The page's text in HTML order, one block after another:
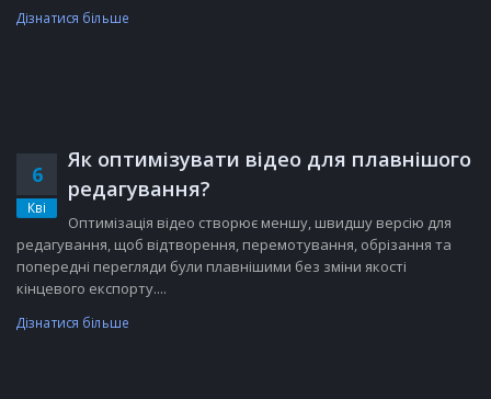
Дізнатися більше
6
Кві
Як оптимізувати відео для плавнішого
редагування?
Оптимізація відео створює меншу, швидшу версію для
редагування, щоб відтворення, перемотування, обрізання та
попередні перегляди були плавнішими без зміни якості
кінцевого експорту....
Дізнатися більше